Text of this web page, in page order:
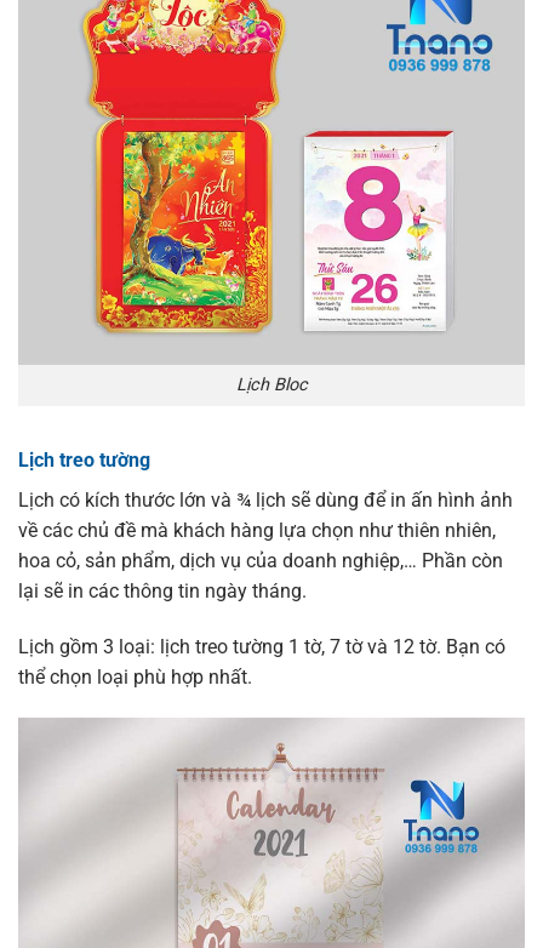
Lịch Bloc
Lịch treo tường
Lịch có kích thước lớn và ¾ lịch sẽ dùng để in ấn hình ảnh
về các chủ đề mà khách hàng lựa chọn như thiên nhiên,
hoa cỏ, sản phẩm, dịch vụ của doanh nghiệp,… Phần còn
lại sẽ in các thông tin ngày tháng.
Lịch gồm 3 loại: lịch treo tường 1 tờ, 7 tờ và 12 tờ. Bạn có
thể chọn loại phù hợp nhất.